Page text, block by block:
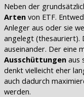
Neben der
Arten von ETF.
Anleger aus oder sie
angelegt (thesauriert).
auseinander. Der eine
Ausschüttungen aus
denkt vielleicht eher
auch dadurch
werden.